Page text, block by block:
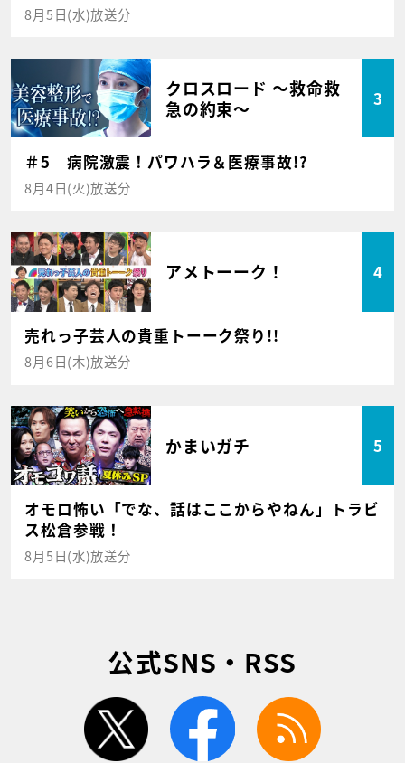
8月5日(水)放送分
クロスロード ～救命救
急の約束～
3
＃5 病院激震！パワハラ＆医療事故!?
8月4日(火)放送分
アメトーーク！ 4
売れっ子芸人の貴重トーーク祭り!!
8月6日(木)放送分
かまいガチ 5
オモロ怖い「でな、話はここからやねん」トラビ
ス松倉参戦！
8月5日(水)放送分
公式SNS・RSS
twitter facebook